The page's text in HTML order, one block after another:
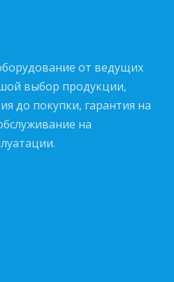
от ведущих
выбор продукции,
до покупки, гарантия на
на